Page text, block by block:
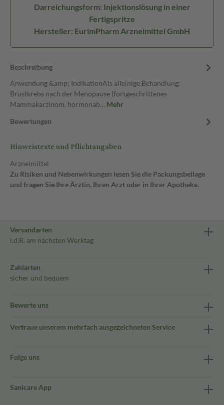
Darreichungsform: Injektionslösung in einer
Fertigspritze
Hersteller: EurimPharm Arzneimittel GmbH
Beschreibung
Anwendung &amp; IndikationAls alleinige Behandlung:
Brustkrebs nach der Menopause (fortgeschrittenes
Mammakarzinom, hormonab… Mehr
Bewertungen
Hinweistexte und Pflichtangaben
Arzneimittel
Zu Risiken und Nebenwirkungen lesen Sie die Packungsbeilage
und fragen Sie Ihre Ärztin, Ihren Arzt oder in Ihrer Apotheke.
Versandarten
i.d.R. am nächsten Werktag
Zahlarten
sicher und bequem
Bewerte uns
Vertraue unserem mehrfach ausgezeichneten Service
Folge uns
Sanicare App